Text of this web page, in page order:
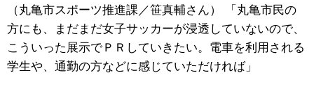
（丸亀市スポーツ推進課／笹真輔さん） 「丸亀市民の
方にも、まだまだ女子サッカーが浸透していないので、
こういった展示でＰＲしていきたい。電車を利用される
学生や、通勤の方などに感じていただければ」